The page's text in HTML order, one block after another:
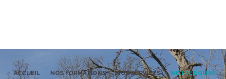
ACCUEIL NOS FORMATIONS NOS SERVICES NOTRE ÉQUIPE